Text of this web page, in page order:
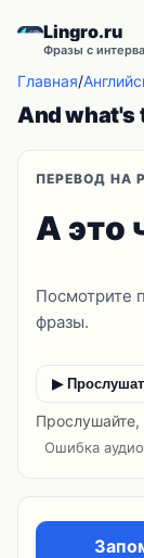
Lingro.ru
Фразы с
Главная/
And what's
ПЕРЕВОД НА
А это
Посмотрите
фразы.
▶
Прослушайте,
Ошибка аудио